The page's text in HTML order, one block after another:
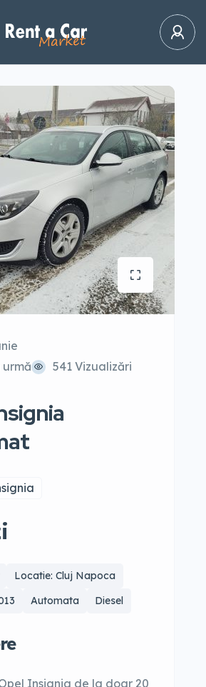
urmă
541 Vizualizări
Locatie: Cluj Napoca
Automata Diesel
Insignia de la doar 20